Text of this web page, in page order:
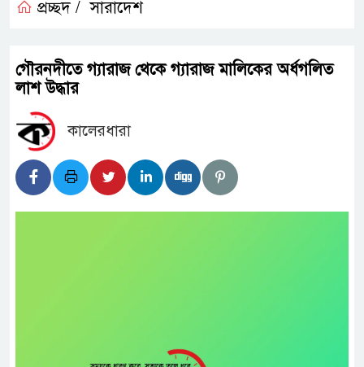
প্রচ্ছদ / সারাদেশ
গৌরনদীতে গ্যারাজ থেকে গ্যারাজ মালিকের অর্ধগলিত
লাশ উদ্ধার
কালেরধারা